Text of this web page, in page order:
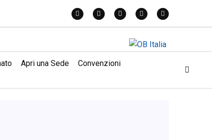
Apri una Sede
Convenzioni